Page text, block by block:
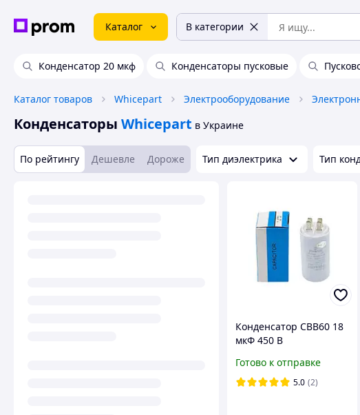
Каталог В категории
Конденсатор 20 мкф Конденсаторы пусковые
Каталог товаров Whicepart Электрооборудование
Конденсаторы Whicepart в Украине
По рейтингу Дешевле Дороже Тип диэлектрика Тип
Конденсатор CBB60 18
мкФ 450 В
клеммами (Piranil) -
конденсаторы
Готово к отправке
5.0 (2)